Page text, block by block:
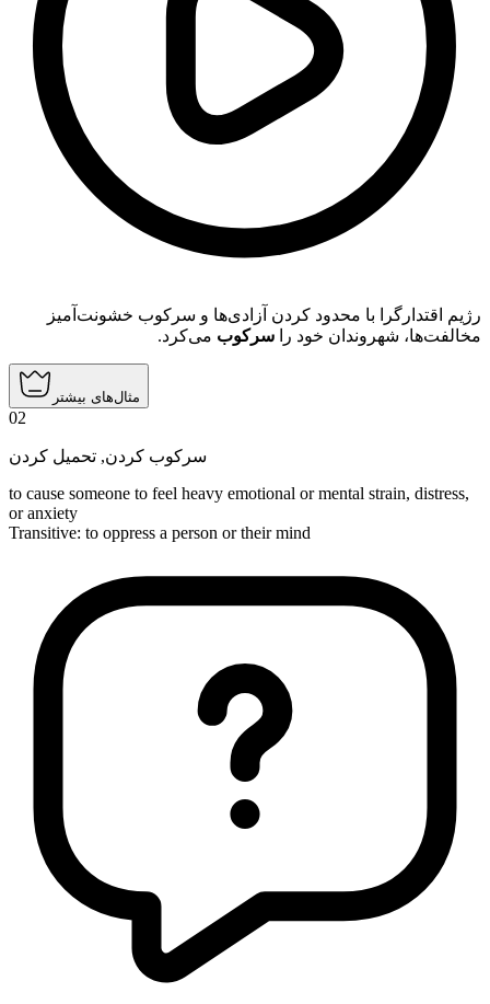
رژیم اقتدارگرا با محدود کردن آزادی‌ها و سرکوب خشونت‌آمیز
مخالفت‌ها، شهروندان خود را سرکوب می‌کرد.
مثال‌های بیشتر
02
سرکوب کردن, تحمیل کردن
to cause someone to feel heavy emotional or mental strain, distress,
or anxiety
Transitive: to oppress a person or their mind